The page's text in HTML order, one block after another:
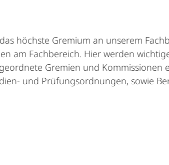
höchste Gremium an unserem
am Fachbereich. Hier werden
Gremien und Kommissionen
und Prüfungsordnungen, sowie